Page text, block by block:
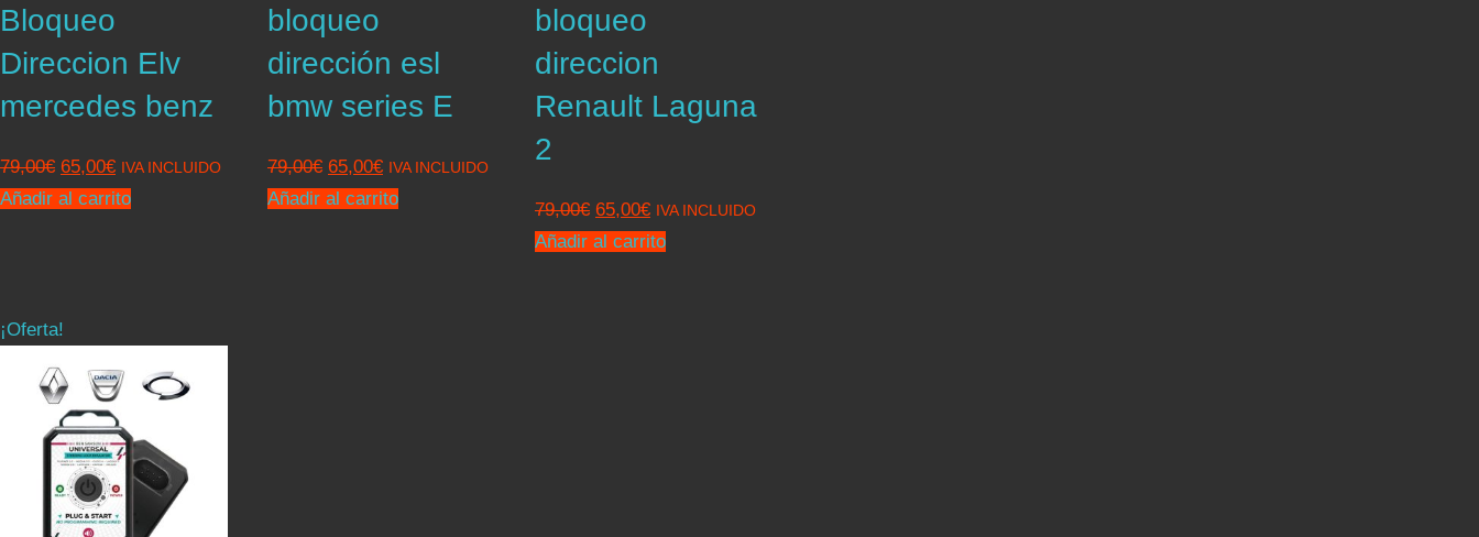
Bloqueo
Direccion Elv
mercedes benz
79,00€ El
precio
65,00€El
precio
IVA INCLUIDO
Añadir al carrito
bloqueo
dirección esl
bmw series E
79,00€ El
precio
65,00€El
precio
IVA INCLUIDO
Añadir al carrito
bloqueo
direccion
Renault Laguna
2
79,00€ El
precio
65,00€El
precio
IVA INCLUIDO
Añadir al carrito
¡Oferta!